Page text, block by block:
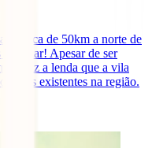
a cerca de 50km a norte de
Apesar de ser
Diz a lenda que a vila
existentes na região.